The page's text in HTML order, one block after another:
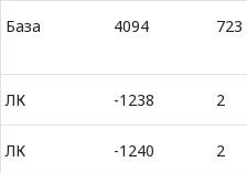
База 4094 723
ЛК -1238 2
ЛК -1240 2